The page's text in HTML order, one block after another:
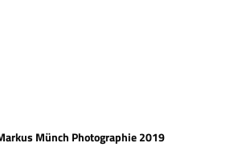
Münch Photographie 2019